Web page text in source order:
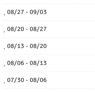
08/27 - 09/03
08/20 - 08/27
08/13 - 08/20
08/06 - 08/13
07/30 - 08/06